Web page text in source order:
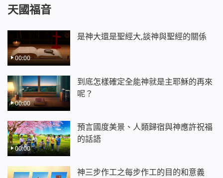
快樂的人一起唱歌跳舞讚美神
誠實的人快來我願與你交交心
愛神的人都來相會交個好朋友
喜愛真理的人都是弟兄姊妹
快樂的人一起唱歌跳舞讚美神
誠實的人快來我願與你交交心
愛神的人都來相會交個好朋友
喜愛真理的人都是弟兄姊妹
快樂的人一起唱歌跳舞讚美神
誠實的人快來我願與你交交心
愛神的人都來相會交個好朋友
喜愛真理的人都是弟兄姊妹
快樂的人一起唱歌跳舞讚美神
《跟隨羔羊唱新歌》
天國福音
00:00
是神大還是聖經大,談神與聖經的關係
00:00
到底怎樣確定全能神就是主耶穌的再來
呢？
00:00
預言國度美景、人類歸宿與神應許祝福
的話語
神三步作工之每步作工的目的和意義